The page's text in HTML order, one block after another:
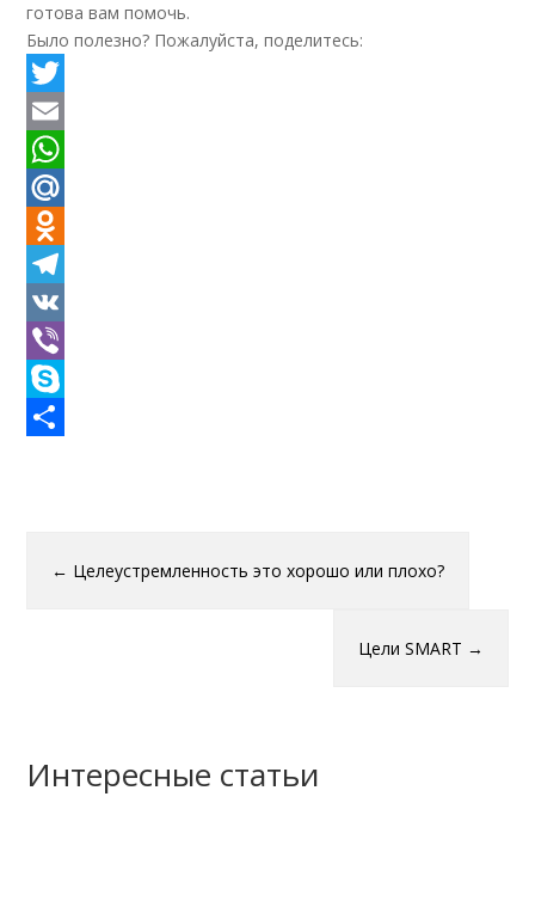
готова вам помочь.
Было полезно? Пожалуйста, поделитесь:
Twitter
Email
WhatsApp
Mail.Ru
Odnoklassniki
Telegram
VK
Viber
Skype
← Целеустремленность это хорошо или плохо?
Цели SMART →
Интересные статьи